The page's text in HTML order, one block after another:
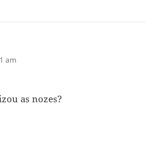
am
as nozes?